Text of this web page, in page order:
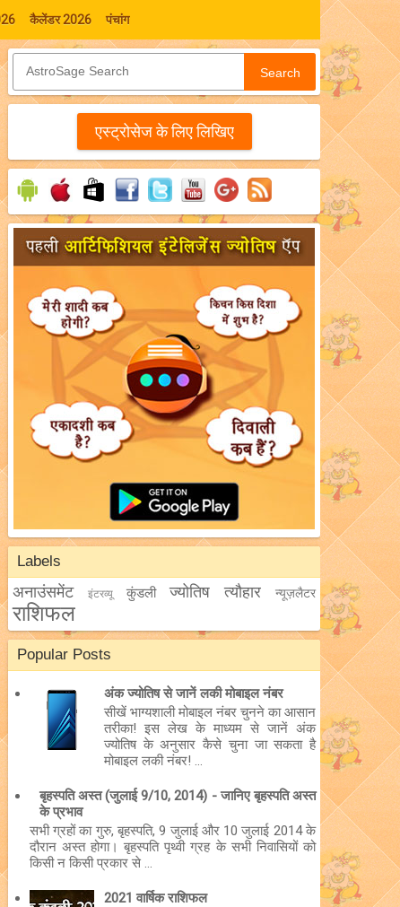
कैलेंडर 2026 पंचांग
Search
एस्‍ट्रोसेज के लिए लिखिए
Labels
अनाउंसमेंट इंटरव्यू कुंडली ज्योतिष त्यौहार न्यूज़लैटर
राशिफल
Popular Posts
अंक ज्योतिष से जानें लकी मोबाइल नंबर
सीखें भाग्यशाली मोबाइल नंबर चुनने का आसान
तरीका! इस लेख के माध्यम से जानें अंक
ज्योतिष के अनुसार कैसे चुना जा सकता है
मोबाइल लकी नंबर! ...
बृहस्पति अस्त (जुलाई 9/10, 2014) - जानिए बृहस्पति अस्त
के प्रभाव
सभी ग्रहों का गुरु, बृहस्पति, 9 जुलाई और 10 जुलाई 2014 के
दौरान अस्त होगा। बृहस्पति पृथ्वी ग्रह के सभी निवासियों को
किसी न किसी प्रकार से ...
2021 वार्षिक राशिफल